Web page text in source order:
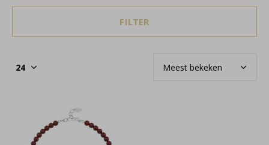
FILTER